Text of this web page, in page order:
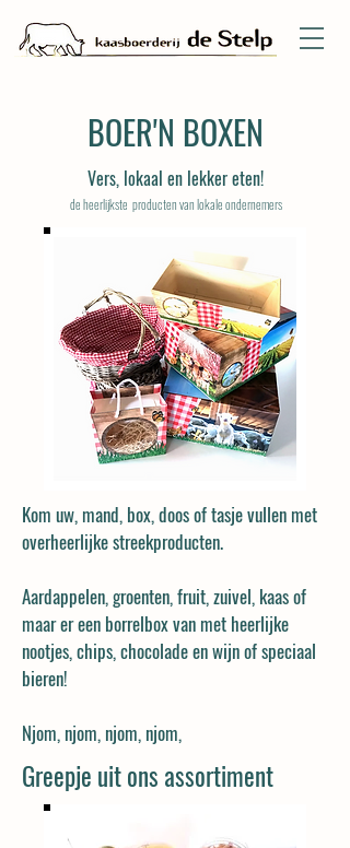
BOER'N BOXEN
Vers, lokaal en lekker eten!
de heerlijkste producten van lokale ondernemers
Kom uw, mand, box, doos of tasje vullen met
overheerlijke streekproducten.
Aardappelen, groenten, fruit, zuivel, kaas of
maar er een borrelbox van met heerlijke
nootjes, chips, chocolade en wijn of speciaal
bieren!
Njom, njom, njom, njom,
Greepje uit ons assortiment